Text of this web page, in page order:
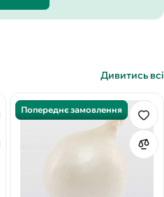
Дивитись всі
Попереднє замовлення